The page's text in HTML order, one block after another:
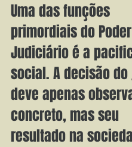
Uma das funções
primordiais do Poder
Judiciário é a
social. A decisão
deve apenas
concreto, mas seu
resultado na